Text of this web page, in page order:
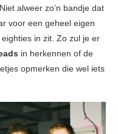
alweer zo’n bandje dat
voor een geheel eigen
in zit. Zo zul je er
in herkennen of de
opmerken die wel iets